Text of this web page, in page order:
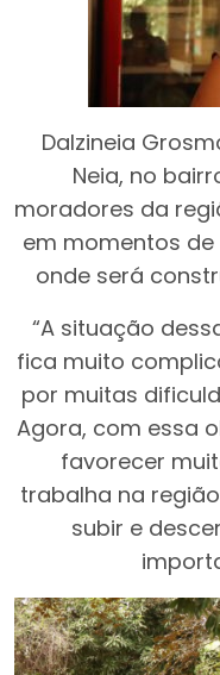
Dalzineia
Neia, no
moradores da
em momentos
onde será
“A situação
fica muito
por muitas
Agora, com essa
favorecer
trabalha na
subir e